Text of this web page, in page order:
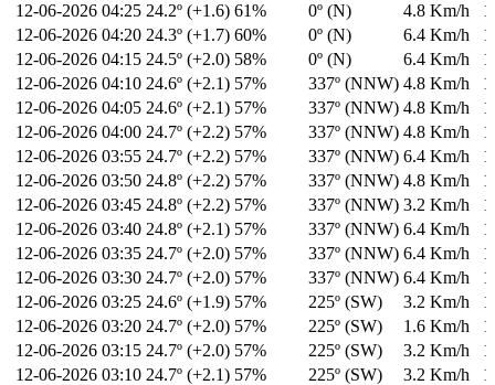
12-06-2026 04:25 24.2º (+1.6) 61% 0º (N) 4.8 Km/h
12-06-2026 04:20 24.3º (+1.7) 60% 0º (N) 6.4 Km/h
12-06-2026 04:15 24.5º (+2.0) 58% 0º (N) 6.4 Km/h
12-06-2026 04:10 24.6º (+2.1) 57% 337º (NNW) 4.8 Km/h
12-06-2026 04:05 24.6º (+2.1) 57% 337º (NNW) 4.8 Km/h
12-06-2026 04:00 24.7º (+2.2) 57% 337º (NNW) 4.8 Km/h
12-06-2026 03:55 24.7º (+2.2) 57% 337º (NNW) 6.4 Km/h
12-06-2026 03:50 24.8º (+2.2) 57% 337º (NNW) 4.8 Km/h
12-06-2026 03:45 24.8º (+2.2) 57% 337º (NNW) 3.2 Km/h
12-06-2026 03:40 24.8º (+2.1) 57% 337º (NNW) 6.4 Km/h
12-06-2026 03:35 24.7º (+2.0) 57% 337º (NNW) 6.4 Km/h
12-06-2026 03:30 24.7º (+2.0) 57% 337º (NNW) 6.4 Km/h
12-06-2026 03:25 24.6º (+1.9) 57% 225º (SW) 3.2 Km/h
12-06-2026 03:20 24.7º (+2.0) 57% 225º (SW) 1.6 Km/h
12-06-2026 03:15 24.7º (+2.0) 57% 225º (SW) 3.2 Km/h
12-06-2026 03:10 24.7º (+2.1) 57% 225º (SW) 3.2 Km/h